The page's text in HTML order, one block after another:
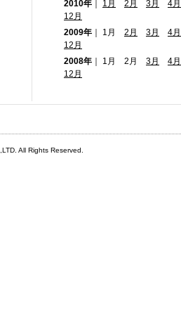
2010年 1月 2月 3月
4月
12月
2009年 ｜ 1月 2月 3月
4月
12月
2008年 ｜ 1月 2月 3月
4月
12月
All Rights Reserved.